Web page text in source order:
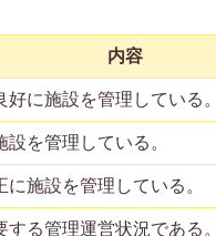
内容
好に施設を管理している。
設を管理している。
に施設を管理している。
する管理運営状況である。